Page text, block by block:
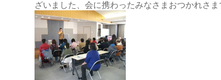
ざいました、会に携わったみなさまおつかれさ